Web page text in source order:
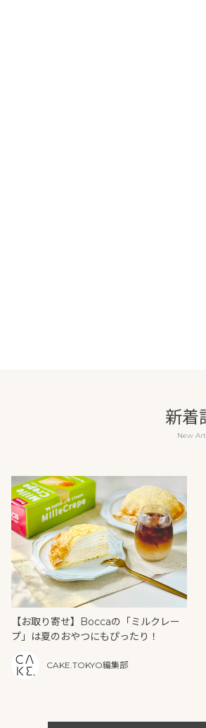
新着
New
【お取り寄せ】Boccaの「ミルクレー
プ」は夏のおやつにもぴったり！
CAKE.TOKYO編集部